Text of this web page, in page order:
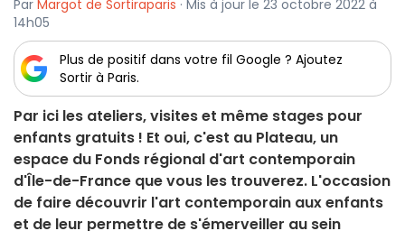
Par Margot de Sortiraparis · Mis à jour le 23 octobre 2022 à
14h05
Plus de positif dans votre fil Google ? Ajoutez
Sortir à Paris.
Par ici les ateliers, visites et même stages pour
enfants gratuits ! Et oui, c'est au Plateau, un
espace du Fonds régional d'art contemporain
d'Île-de-France que vous les trouverez. L'occasion
de faire découvrir l'art contemporain aux enfants
et de leur permettre de s'émerveiller au sein